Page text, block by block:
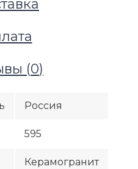
(0)
Россия
595
Керамогранит